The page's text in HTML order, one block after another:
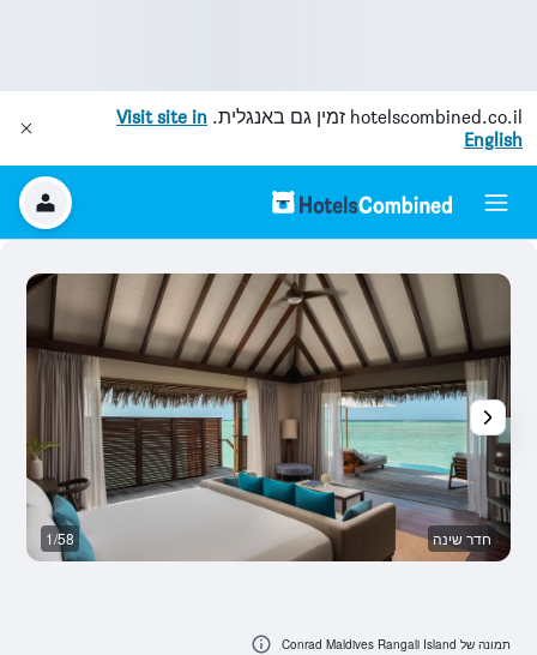
hotelscombined.co.il זמין גם באנגלית. Visit site in
English
חדר שינה 1/58
תמונה של Conrad Maldives Rangali Island